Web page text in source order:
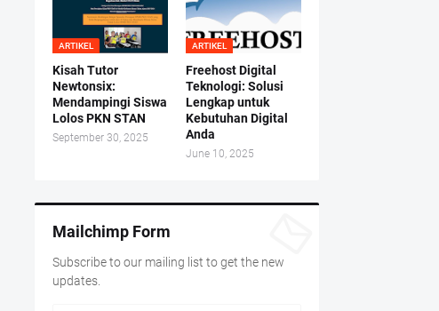
ARTIKEL
Kisah Tutor
Newtonsix:
Mendampingi Siswa
Lolos PKN STAN
September 30, 2025
ARTIKEL
Freehost Digital
Teknologi: Solusi
Lengkap untuk
Kebutuhan Digital
Anda
June 10, 2025
Mailchimp Form
Subscribe to our mailing list to get the new
updates.